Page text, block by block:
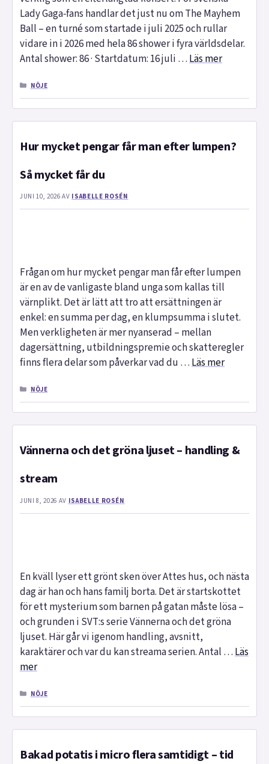
Lady Gaga‑fans handlar det just nu om The Mayhem
Ball – en turné som startade i juli 2025 och rullar
vidare in i 2026 med hela 86 shower i fyra världsdelar.
Antal shower: 86 · Startdatum: 16 juli … Läs mer
KATEGORIER
NÖJE
Hur mycket pengar får man efter lumpen?
Så mycket får du
JUNI 10, 2026 AV ISABELLE ROSÉN
Frågan om hur mycket pengar man får efter lumpen
är en av de vanligaste bland unga som kallas till
värnplikt. Det är lätt att tro att ersättningen är
enkel: en summa per dag, en klumpsumma i slutet.
Men verkligheten är mer nyanserad – mellan
dagersättning, utbildningspremie och skatteregler
finns flera delar som påverkar vad du …Läs mer
KATEGORIER
NÖJE
Vännerna och det gröna ljuset – handling &
stream
JUNI 8, 2026 AV ISABELLE ROSÉN
En kväll lyser ett grönt sken över Attes hus, och nästa
dag är han och hans familj borta. Det är startskottet
för ett mysterium som barnen på gatan måste lösa –
och grunden i SVT:s serie Vännerna och det gröna
ljuset. Här går vi igenom handling, avsnitt,
karaktärer och var du kan streama serien. Antal … Läs
mer
KATEGORIER
NÖJE
Bakad potatis i micro flera samtidigt – tid